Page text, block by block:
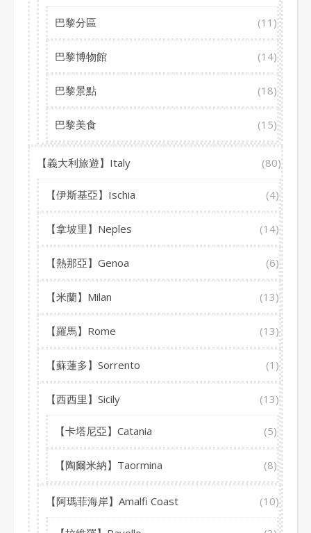
巴黎分區 (11)
巴黎博物館 (14)
巴黎景點 (18)
巴黎美食 (15)
【義大利旅遊】Italy (80)
【伊斯基亞】Ischia (4)
【拿坡里】Neples (14)
【熱那亞】Genoa (6)
【米蘭】Milan (13)
【羅馬】Rome (13)
【蘇蓮多】Sorrento (1)
【西西里】Sicily (13)
【卡塔尼亞】Catania (5)
【陶爾米納】Taormina (8)
【阿瑪菲海岸】Amalfi Coast (10)